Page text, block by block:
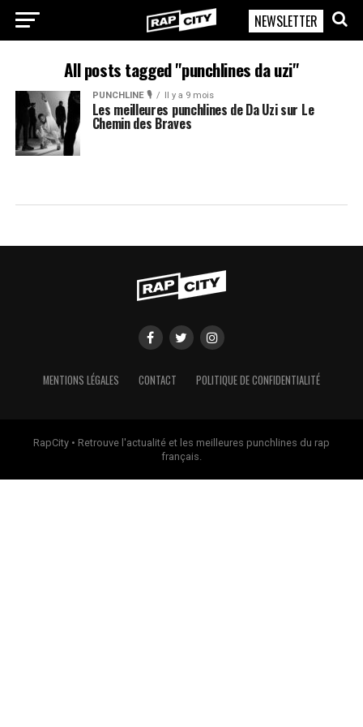
RapCity
NEWSLETTER
All posts tagged "punchlines da uzi"
PUNCHLINE 🎙️ Il y a 9 mois
Les meilleures punchlines de Da Uzi sur Le
Chemin des Braves
MENTIONS LÉGALES CONTACT POLITIQUE DE CONFIDENTIALITÉ
RapCity • Retrouve l'actualité et les meilleures punchlines du rap
français.